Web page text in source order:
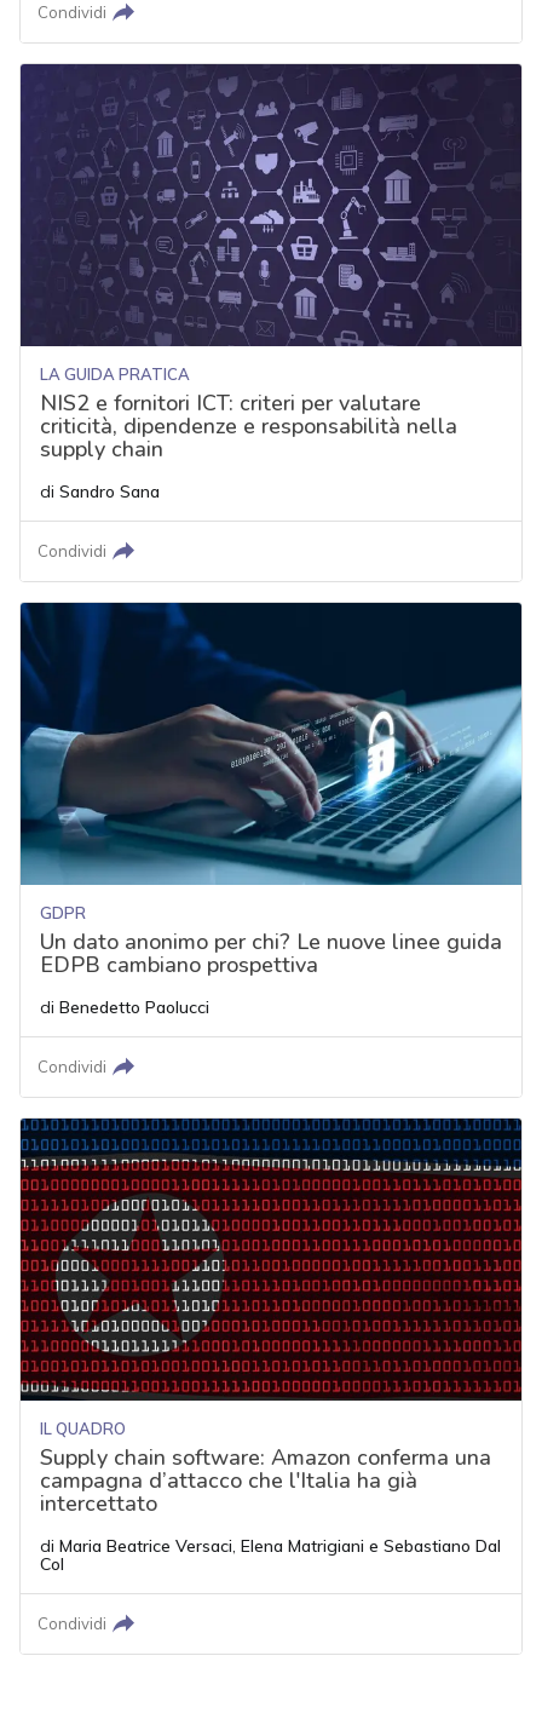
Condividi
LA GUIDA PRATICA
NIS2 e fornitori ICT: criteri per valutare
criticità, dipendenze e responsabilità nella
supply chain
di Sandro Sana
Condividi
GDPR
Un dato anonimo per chi? Le nuove linee guida
EDPB cambiano prospettiva
di Benedetto Paolucci
Condividi
IL QUADRO
Supply chain software: Amazon conferma una
campagna d’attacco che l'Italia ha già
intercettato
di Maria Beatrice Versaci, Elena Matrigiani e Sebastiano Dal
Col
Condividi